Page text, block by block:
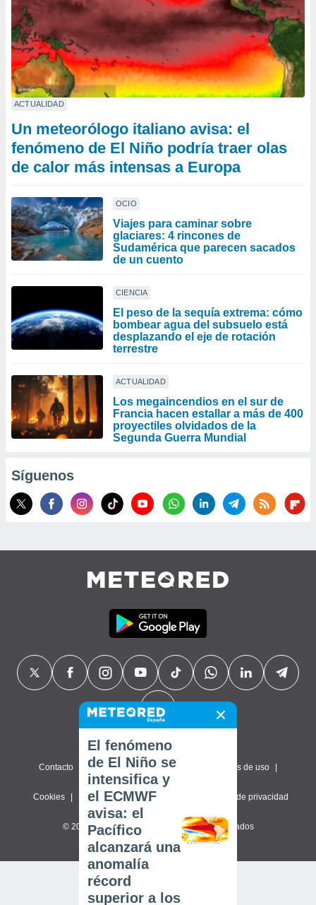
ACTUALIDAD
Un meteorólogo italiano avisa: el
fenómeno de El Niño podría traer olas
de calor más intensas a Europa
OCIO
Viajes para caminar sobre
glaciares: 4 rincones de
Sudamérica que parecen sacados
de un cuento
CIENCIA
El peso de la sequía extrema: cómo
bombear agua del subsuelo está
desplazando el eje de rotación
terrestre
ACTUALIDAD
Los megaincendios en el sur de
Francia hacen estallar a más de 400
proyectiles olvidados de la
Segunda Guerra Mundial
Síguenos
Contacto Sobre nosotros FAQ Términos de uso
Cookies Política de privacidad Configuración de privacidad
© 2026 Meteored. Todos los derechos reservados
El fenómeno
de El Niño se
intensifica y
el ECMWF
avisa: el
Pacífico
alcanzará una
anomalía
récord
superior a los